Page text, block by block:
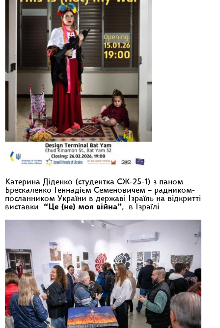
Катерина Діденко (студентка СЖ-25-1) з паном
Брескаленко Геннадієм Семеновичем – радником-
посланником України в державі Ізраїль на відкритті
виставки “Це (не) моя війна”, в Ізраїлі